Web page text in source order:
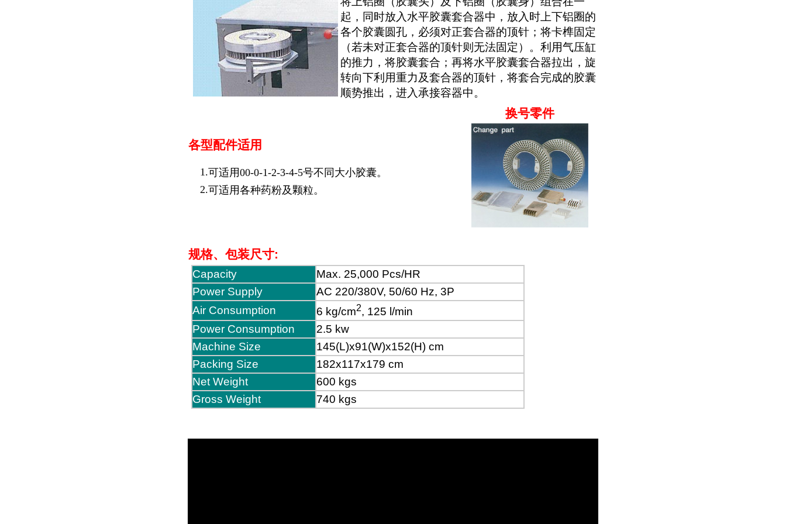
起，同时放入水平胶囊套合器中，放入时上下铝圈的
各个胶囊圆孔，必须对正套合器的顶针；将卡榫固定
（若未对正套合器的顶针则无法固定）。利用气压缸
的推力，将胶囊套合；再将水平胶囊套合器拉出，旋
转向下利用重力及套合器的顶针，将套合完成的胶囊
顺势推出，进入承接容器中。
各型配件适用
1.可适用00-0-1-2-3-4-5号不同大小胶囊。
2.可适用各种药粉及颗粒。
换号零件
规格、包装尺寸:
Capacity
Max. 25,000 Pcs/HR
Power Supply
AC 220/380V, 50/60 Hz, 3P
Air Consumption
6 kg/cm2, 125 l/min
Power Consumption
2.5 kw
Machine Size
145(L)x91(W)x152(H) cm
Packing Size
182x117x179 cm
Net Weight
600 kgs
Gross Weight
740 kgs